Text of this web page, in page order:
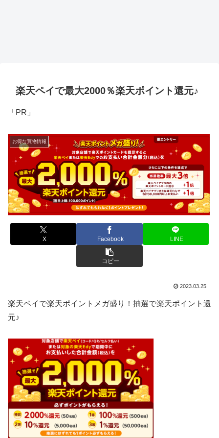
楽天ペイで最大2000％楽天ポイント還元♪
「PR」
お得な買物情報
X Facebook LINE
コピー
2023.03.25
楽天ペイで楽天ポイントメガ盛り！抽選で楽天ポイント還
元♪